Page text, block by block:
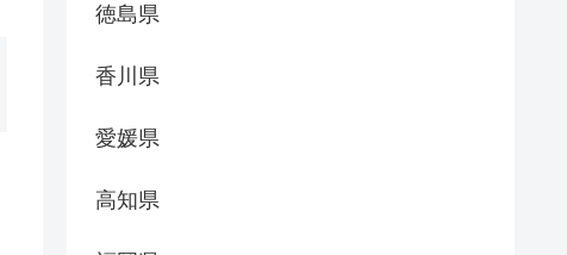
徳島県
香川県
愛媛県
高知県